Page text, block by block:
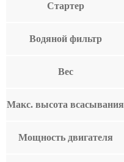
Стартер
Водяной фильтр
Вес
Макс. высота всасывания
Мощность двигателя